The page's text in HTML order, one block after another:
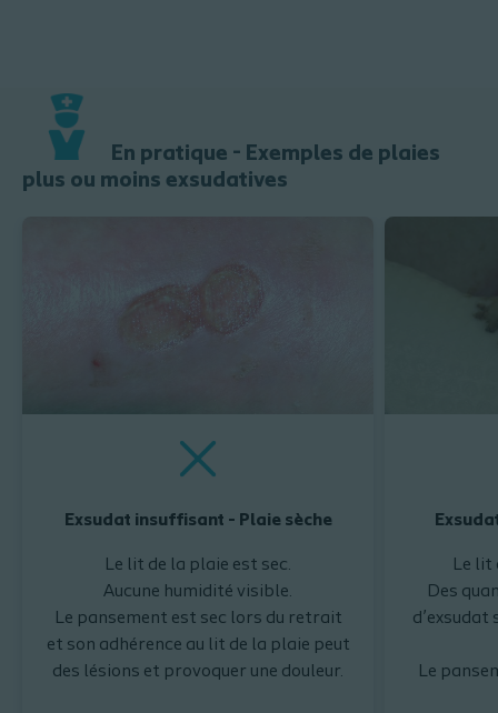
En pratique - Exemples de plaies
plus ou moins exsudatives
Exsudat insuffisant - Plaie sèche
Le lit de la plaie est sec.
Aucune humidité visible.
Le pansement est sec lors du retrait
et son adhérence au lit de la plaie peut
des lésions et provoquer une douleur.
Le lit
Des
Le